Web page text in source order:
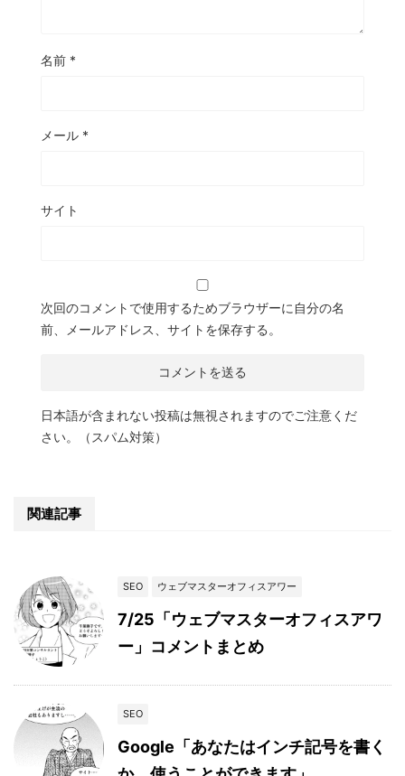
名前 *
メール *
サイト
次回のコメントで使用するためブラウザーに自分の名
前、メールアドレス、サイトを保存する。
日本語が含まれない投稿は無視されますのでご注意くだ
さい。（スパム対策）
関連記事
SEO ウェブマスターオフィスアワー
7/25「ウェブマスターオフィスアワ
ー」コメントまとめ
SEO
Google「あなたはインチ記号を書く